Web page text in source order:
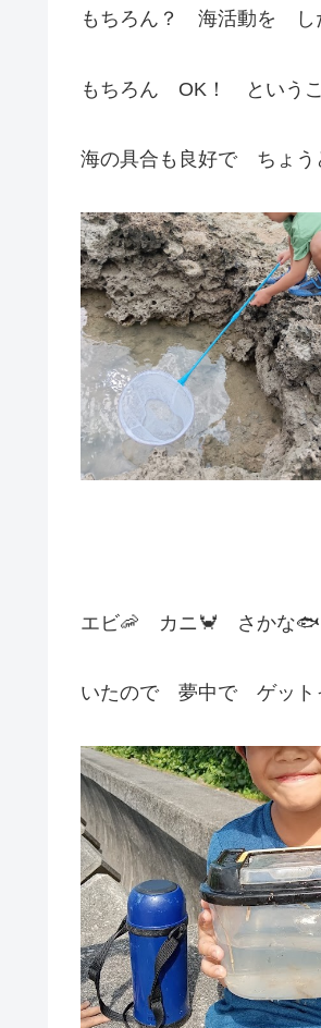
もちろん？ 海活動を し
もちろん OK！ という
海の具合も良好で ちょ
エビ🦐 カニ🦀 さかな
いたので 夢中で ゲット